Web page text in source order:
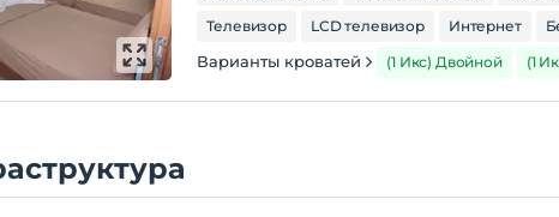
Телевизор
LCD телевизор Интернет
Варианты кроватей (1 Икс) Двойной (1